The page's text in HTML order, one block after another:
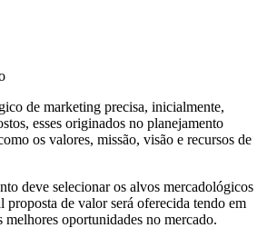
de marketing precisa, inicialmente,
esses originados no planejamento
os valores, missão, visão e recursos de
deve selecionar os alvos mercadológicos
proposta de valor será oferecida tendo em
melhores oportunidades no mercado.